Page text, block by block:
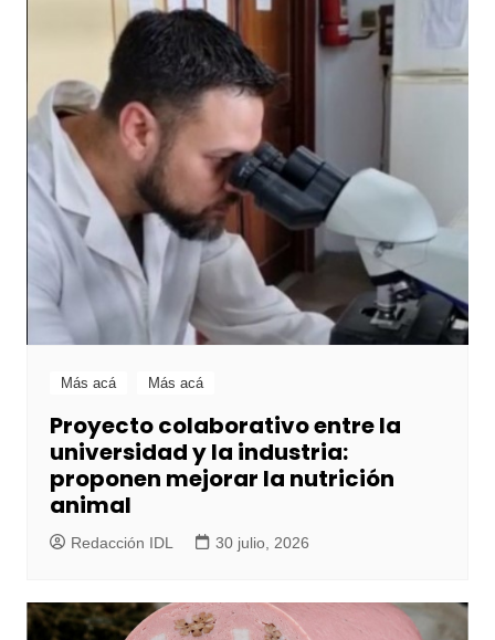
Más acá Más acá
Proyecto colaborativo entre la
universidad y la industria:
proponen mejorar la nutrición
animal
Redacción IDL 30 julio, 2026